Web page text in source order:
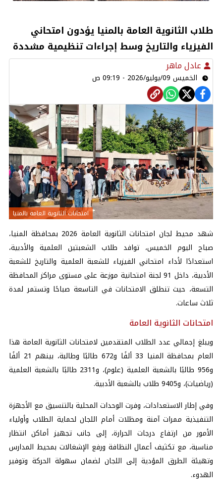
طلاب الثانوية العامة بالمنيا يؤدون امتحاني
الفيزياء والتاريخ وسط إجراءات تنظيمية مشددة
عادل ماهر
الخميس 09/يوليو/2026 - 09:19 ص
امتحانات الثانوية العامة بالمنيا
شهد محيط لجان امتحانات الثانوية العامة
2026 بمحافظة المنيا،
صباح اليوم الخميس، توافد طلاب الشعبتين العلمية والأدبية،
استعدادًا لأداء امتحاني الفيزياء للشعبة العلمية والتاريخ للشعبة
الأدبية، داخل 91 لجنة امتحانية موزعة على مستوى مراكز المحافظة
التسعة، حيث تنطلق الامتحانات في التاسعة صباحًا وتستمر لمدة
ثلاث ساعات.
امتحانات الثانوية العامة
ويبلغ إجمالي عدد الطلاب المتقدمين لامتحانات الثانوية العامة هذا
العام بمحافظة المنيا 33 ألفًا و672 طالبًا وطالبة، بينهم 21 ألفًا
و956 طالبًا بالشعبة العلمية (علوم)، و2311 طالبًا بالشعبة العلمية
(رياضيات)، و9405 طلاب بالشعبة الأدبية.
وفي إطار الاستعدادات، وفرت الوحدات المحلية بالتنسيق مع الأجهزة
التنفيذية ممرات آمنة ومظلات أمام اللجان لحماية الطلاب وأولياء
الأمور من ارتفاع درجات الحرارة، إلى جانب تجهيز أماكن انتظار
مناسبة، مع تكثيف أعمال النظافة ورفع الإشغالات بمحيط المدارس
وتهيئة الطرق المؤدية إلى اللجان لضمان سهولة الحركة وتوفير
الهدوء.